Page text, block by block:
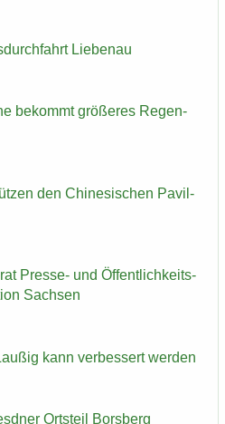
Lie­be­nau
be­kommt grö­ße­res Re­gen­
den Chi­ne­si­schen Pa­vil­
Presse-​ und Öf­fent­lich­keits­
Sach­sen
kann ver­bes­sert wer­den
Orts­teil Borsberg